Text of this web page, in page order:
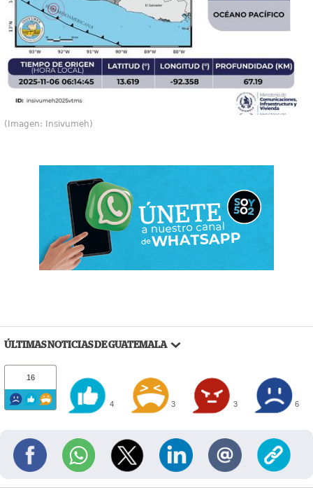
(Imagen: Insivumeh)
ÚLTIMAS NOTICIAS DE GUATEMALA
16
4 3 3 6